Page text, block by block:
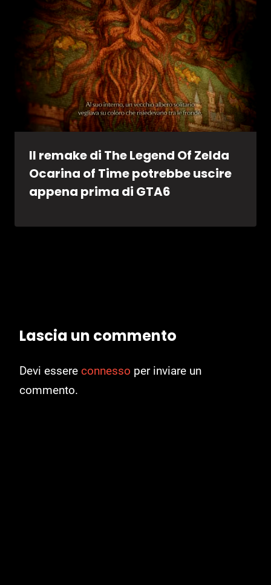
Il remake di The Legend Of Zelda
Ocarina of Time potrebbe uscire
appena prima di GTA6
Lascia un commento
Devi essere connesso per inviare un
commento.